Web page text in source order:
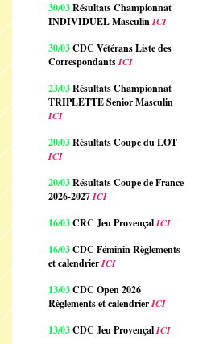
30/03Résultats Championnat
INDIVIDUEL MasculinICI
30/03CDC Vétérans Liste des
CorrespondantsICI
23/03Résultats Championnat
TRIPLETTE Senior Masculin
ICI
20/03Résultats Coupe du LOT
ICI
20/03Résultats Coupe de France
2026-2027ICI
16/03CRC Jeu ProvençalICI
16/03CDC Féminin Règlements
et calendrierICI
13/03CDC Open 2026
Règlements et calendrierICI
13/03CDC Jeu ProvençalICI